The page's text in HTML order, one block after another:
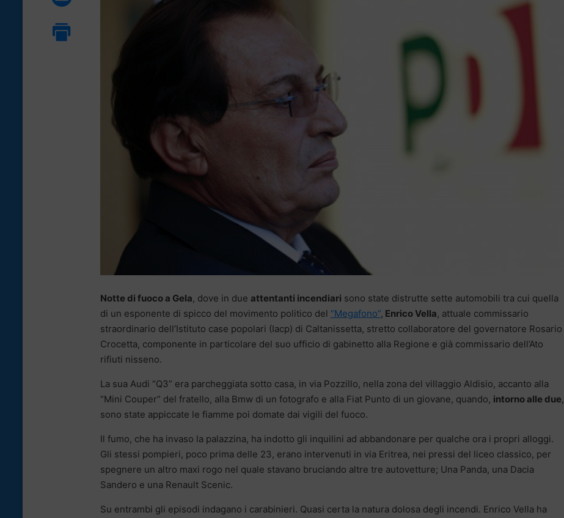
Notte di fuoco a Gela, dove in due attentanti incendiari sono state distrutte sette automobili tra cui quella
di un esponente di spicco del movimento politico del “Megafono”, Enrico Vella, attuale commissario
straordinario dell’Istituto case popolari (Iacp) di Caltanissetta, stretto collaboratore del governatore Rosario
Crocetta, componente in particolare del suo ufficio di gabinetto alla Regione e già commissario dell’Ato
rifiuti nisseno.
La sua Audi “Q3” era parcheggiata sotto casa, in via Pozzillo, nella zona del villaggio Aldisio, accanto alla
“Mini Couper” del fratello, alla Bmw di un fotografo e alla Fiat Punto di un giovane, quando, intorno alle due,
sono state appiccate le fiamme poi domate dai vigili del fuoco.
Il fumo, che ha invaso la palazzina, ha indotto gli inquilini ad abbandonare per qualche ora i propri alloggi.
Gli stessi pompieri, poco prima delle 23, erano intervenuti in via Eritrea, nei pressi del liceo classico, per
spegnere un altro maxi rogo nel quale stavano bruciando altre tre autovetture; Una Panda, una Dacia
Sandero e una Renault Scenic.
Su entrambi gli episodi indagano i carabinieri. Quasi certa la natura dolosa degli incendi. Enrico Vella ha